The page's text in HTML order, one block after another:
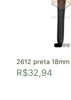
2612 preta 18mm
R$32,94